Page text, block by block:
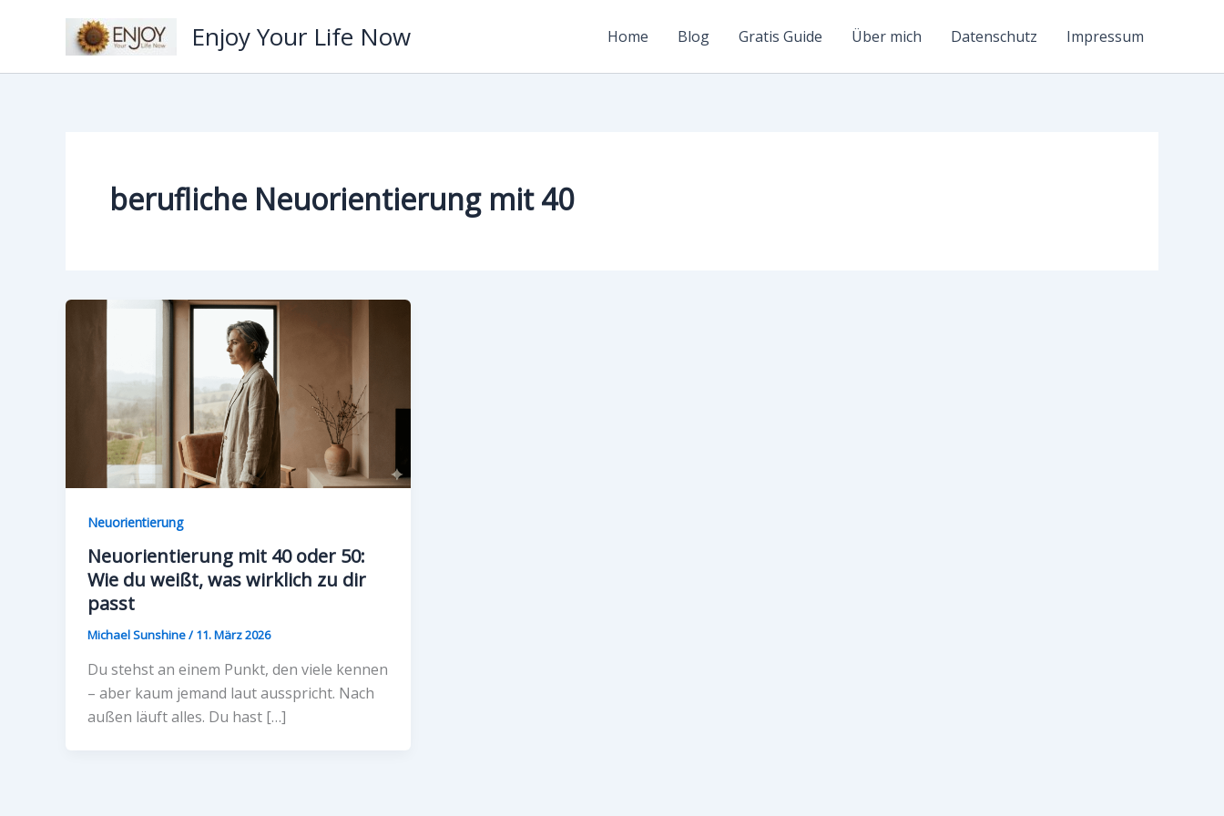
Enjoy Your Life Now Home Blog Gratis Guide Über mich Datenschutz Impressum
berufliche Neuorientierung mit 40
Neuorientierung
Neuorientierung mit 40 oder 50:
Wie du weißt, was wirklich zu dir
passt
Michael Sunshine/11. März 2026
Du stehst an einem Punkt, den viele kennen
– aber kaum jemand laut ausspricht. Nach
außen läuft alles. Du hast […]